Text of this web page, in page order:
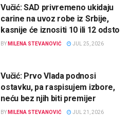
Vučić: SAD privremeno ukidaju
carine na uvoz robe iz Srbije,
kasnije će iznositi 10 ili 12 odsto
BY MILENA STEVANOVIĆ JUL 25, 2026
Vučić: Prvo Vlada podnosi
ostavku, pa raspisujem izbore,
neću bez njih biti premijer
BY MILENA STEVANOVIĆ JUL 21, 2026